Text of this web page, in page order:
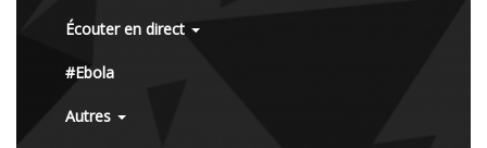
Écouter en direct
#Ebola
Autres